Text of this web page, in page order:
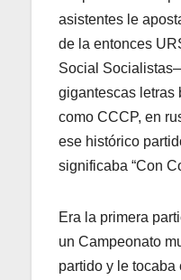
asistentes le
de la entonces
Social
gigantescas letras
como CCCP, en
ese histórico
significaba “Con
Era la primera
un Campeonato
partido y le tocaba